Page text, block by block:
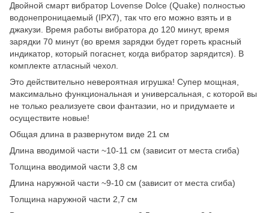
Двойной смарт вибратор Lovense Dolce (Quake) полностью
водонепроницаемый (IPX7), так что его можно взять и в
джакузи. Время работы вибратора до 120 минут, время
зарядки 70 минут (во время зарядки будет гореть красный
индикатор, который погаснет, когда вибратор зарядится). В
комплекте атласный чехол.
Это действительно невероятная игрушка! Супер мощная,
максимально функциональная и универсальная, с которой вы
не только реализуете свои фантазии, но и придумаете и
осуществите новые!
Общая длина в развернутом виде 21 см
Длина вводимой части ~10-11 см (зависит от места сгиба)
Толщина вводимой части 3,8 см
Длина наружной части ~9-10 см (зависит от места сгиба)
Толщина наружной части 2,7 см